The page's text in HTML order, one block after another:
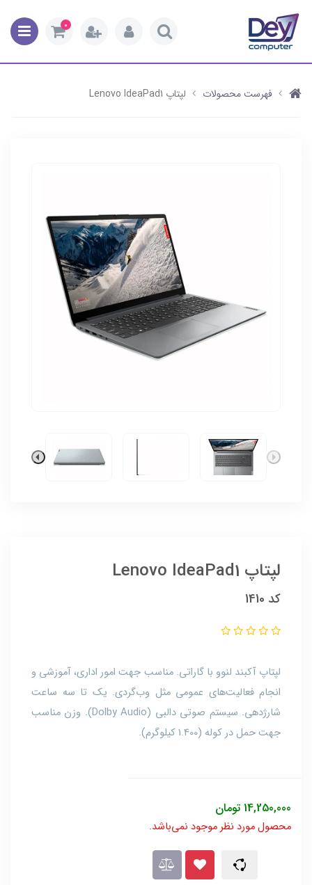
0
فهرست محصولات لپتاپ Lenovo IdeaPad1
لپتاپ Lenovo IdeaPad1
کد 1410
لپتاپ آکبند لنوو با گاراتی. مناسب جهت امور اداری، آموزشی و
انجام فعالیت‌های عمومی مثل وب‌گردی. یک تا سه ساعت
شارژدهی. سیستم صوتی دالبی (Dolby Audio). وزن مناسب
جهت حمل در کوله (1.400 کیلوگرم).
14,250,000 تومان
محصول مورد نظر موجود نمی‌باشد.